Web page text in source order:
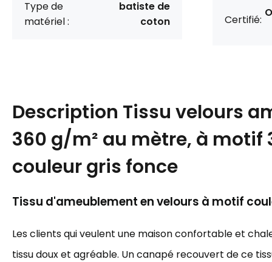
Type de
matériel :
batiste de
coton
Certifié:
Description Tissu velours
360 g/m² au mètre, à motif
couleur gris fonce
Tissu d'ameublement en velours à motif
Les clients qui veulent une maison confortable et
tissu doux et agréable. Un canapé recouvert de ce